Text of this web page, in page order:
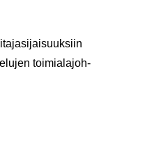
toi­mia­la­joh­